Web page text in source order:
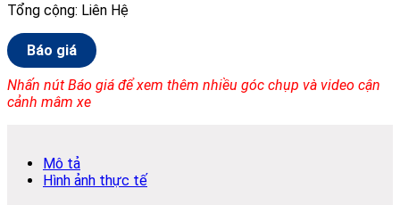
Tổng cộng: Liên Hệ
Báo giá
Nhấn nút Báo giá để xem thêm nhiều góc chụp và video cận
cảnh mâm xe
Mô tả
Hình ảnh thực tế